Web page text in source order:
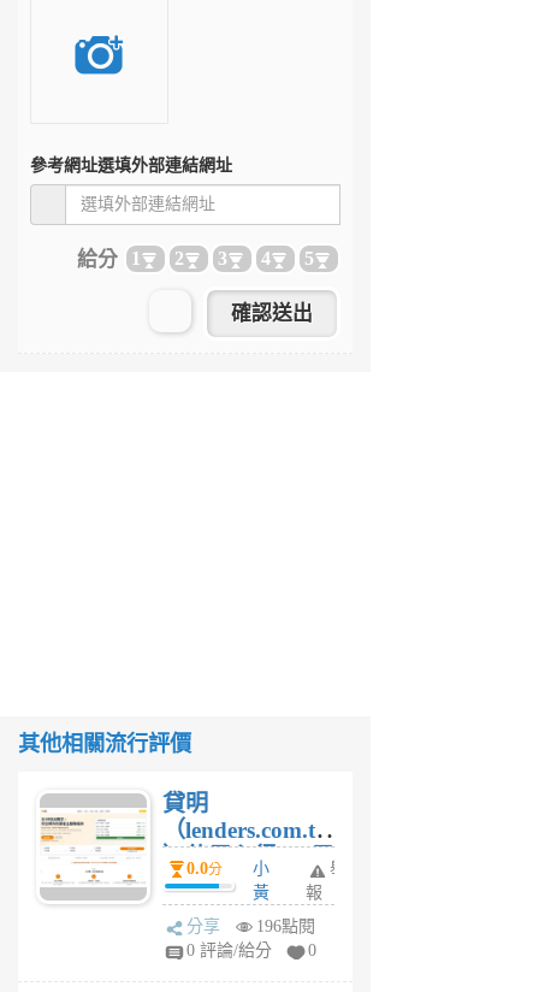
參考網址選填外部連結網址
給分 1 2 3 4 5
其他相關流行評價
貸明
（lenders.com.tw
）使用心得 — 民
間貸款比較平台
體驗
0.0分
小
黃
蜂
1
舉
報
分享
196點閱
0 評論/給分
0